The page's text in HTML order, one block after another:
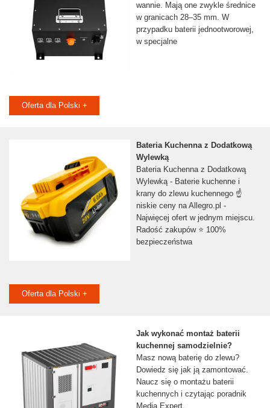
wannie. Mają one zwykle średnice
w granicach 28–35 mm. W
przypadku baterii jednootworowej,
w specjalne
Oferta dla Polski +
Bateria Kuchenna z Dodatkową
Wylewką
Bateria Kuchenna z Dodatkową
Wylewką - Baterie kuchenne i
krany do zlewu kuchennego ☝
niskie ceny na Allegro.pl -
Najwięcej ofert w jednym miejscu.
Radość zakupów ⭐ 100%
bezpieczeństwa
Oferta dla Polski +
Jak wykonać montaż baterii
kuchennej samodzielnie?
Masz nową baterię do zlewu?
Dowiedz się jak ją zamontować.
Naucz się o montażu baterii
kuchennych i czytając poradnik
Media Expert.